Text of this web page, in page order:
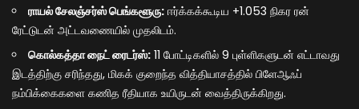
ராயல் சேலஞ்சர்ஸ் பெங்களூரு: ஈர்க்கக்கூடிய +1.053 நிகர ரன்
ரேட்டுடன் அட்டவணையில் முதலிடம்.
கொல்கத்தா நைட் ரைடர்ஸ்: 11 போட்டிகளில் 9 புள்ளிகளுடன் எட்டாவது
இடத்திற்கு சரிந்தது, மிகக் குறைந்த வித்தியாசத்தில் பிளேஆஃப்
நம்பிக்கைகளை கணித ரீதியாக உயிருடன் வைத்திருக்கிறது.